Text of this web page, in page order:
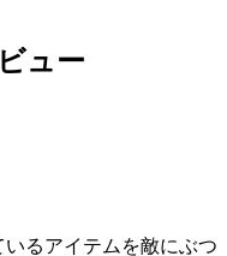
ュー
いるアイテムを敵にぶつ